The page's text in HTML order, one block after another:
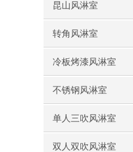
昆山风淋室
转角风淋室
冷板烤漆风淋室
不锈钢风淋室
单人三吹风淋室
双人双吹风淋室